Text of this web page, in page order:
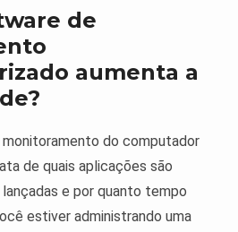
de
aumenta a
do computador
de quais aplicações são
lançadas e por quanto tempo
estiver administrando uma